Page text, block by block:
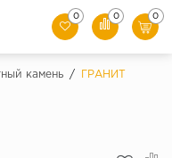
0 0 0
камень /
ГРАНИТ